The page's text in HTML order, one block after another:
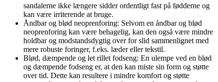
sandalerne ikke længere sidder ordentligt fast på fødderne og
kan være irriterende at bruge.
Åndbar og blød neoprenforing: Selvom en åndbar og blød
neoprenforing kan være behagelig, kan den også være mindre
holdbar og modstandsdygtig over for slid sammenlignet med
mere robuste foringer, f.eks. læder eller tekstil.
Blød, dæmpende og let rillet fodseng: En ulempe ved en blød
og dæmpende fodseng er, at den kan miste sin form og støtte
over tid. Dette kan resultere i mindre komfort og støtte